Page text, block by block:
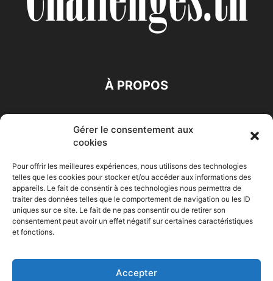
Gérer le consentement aux
cookies
Pour offrir les meilleures expériences, nous utilisons des technologies
telles que les cookies pour stocker et/ou accéder aux informations des
appareils. Le fait de consentir à ces technologies nous permettra de
traiter des données telles que le comportement de navigation ou les ID
uniques sur ce site. Le fait de ne pas consentir ou de retirer son
consentement peut avoir un effet négatif sur certaines caractéristiques
et fonctions.
Accepter
À PROPOS
Accueil Economie Entreprises Entrepreneur
Maghreb